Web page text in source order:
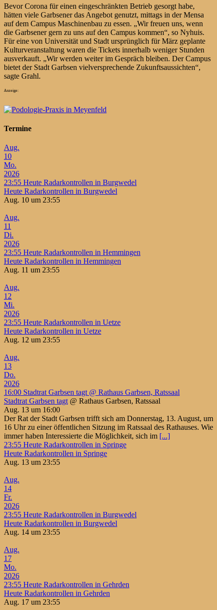
Bevor Corona für einen eingeschränkten Betrieb gesorgt habe,
hätten viele Garbsener das Angebot genutzt, mittags in der Mensa
auf dem Campus Maschinenbau zu essen. „Wir freuen uns, wenn
die Garbsener gern zu uns auf den Campus kommen“, so Nyhuis.
Für eine von Universität und Stadt ursprünglich für März geplante
Kulturveranstaltung waren die Tickets innerhalb weniger Stunden
ausverkauft. „Wir werden weiter im Gespräch bleiben. Der Campus
bietet der Stadt Garbsen vielversprechende Zukunftsaussichten“,
sagte Grahl.
Anzeige:
Termine
Aug.
10
Mo.
2026
23:55 Heute Radarkontrollen in Burgwedel
Heute Radarkontrollen in Burgwedel
Aug. 10 um 23:55
Aug.
11
Di.
2026
23:55 Heute Radarkontrollen in Hemmingen
Heute Radarkontrollen in Hemmingen
Aug. 11 um 23:55
Aug.
12
Mi.
2026
23:55 Heute Radarkontrollen in Uetze
Heute Radarkontrollen in Uetze
Aug. 12 um 23:55
Aug.
13
Do.
2026
16:00 Stadtrat Garbsen tagt @ Rathaus Garbsen, Ratssaal
Stadtrat Garbsen tagt @ Rathaus Garbsen, Ratssaal
Aug. 13 um 16:00
Der Rat der Stadt Garbsen trifft sich am Donnerstag, 13. August, um
16 Uhr zu einer öffentlichen Sitzung im Ratssaal des Rathauses. Wie
immer haben Interessierte die Möglichkeit, sich im [...]
23:55 Heute Radarkontrollen in Springe
Heute Radarkontrollen in Springe
Aug. 13 um 23:55
Aug.
14
Fr.
2026
23:55 Heute Radarkontrollen in Burgwedel
Heute Radarkontrollen in Burgwedel
Aug. 14 um 23:55
Aug.
17
Mo.
2026
23:55 Heute Radarkontrollen in Gehrden
Heute Radarkontrollen in Gehrden
Aug. 17 um 23:55